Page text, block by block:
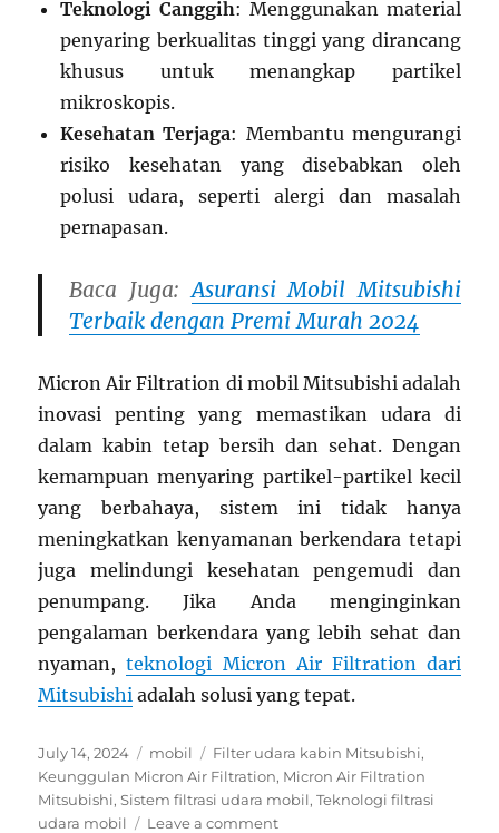
Teknologi Canggih: Menggunakan material
penyaring berkualitas tinggi yang dirancang
khusus untuk menangkap partikel
mikroskopis.
Kesehatan Terjaga: Membantu mengurangi
risiko kesehatan yang disebabkan oleh
polusi udara, seperti alergi dan masalah
pernapasan.
Baca Juga:Asuransi Mobil Mitsubishi
Terbaik dengan Premi Murah 2024
Micron Air Filtration di mobil Mitsubishi adalah
inovasi penting yang memastikan udara di
dalam kabin tetap bersih dan sehat. Dengan
kemampuan menyaring partikel-partikel kecil
yang berbahaya, sistem ini tidak hanya
meningkatkan kenyamanan berkendara tetapi
juga melindungi kesehatan pengemudi dan
penumpang. Jika Anda menginginkan
pengalaman berkendara yang lebih sehat dan
nyaman,teknologi Micron Air Filtration dari
Mitsubishi adalah solusi yang tepat.
Posted
on
July 14, 2024 Categories
mobil Tags
Filter udara kabin Mitsubishi,
Keunggulan Micron Air Filtration, Micron Air Filtration
Mitsubishi,Sistem filtrasi udara mobil,Teknologi filtrasi
udara mobil
Leave a commenton